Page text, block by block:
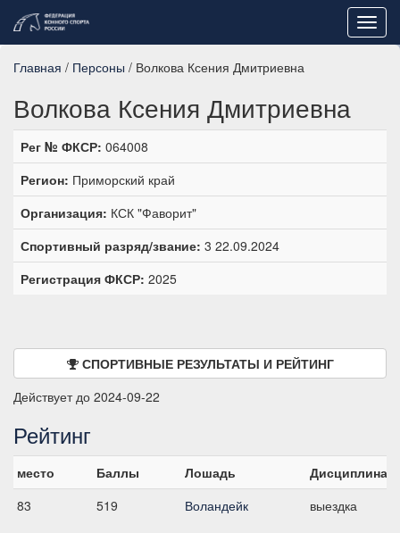
Главная / Персоны / Волкова Ксения Дмитриевна
Волкова Ксения Дмитриевна
Рег № ФКСР: 064008
Регион: Приморский край
Организация: КСК "Фаворит"
Спортивный разряд/звание: 3 22.09.2024
Регистрация ФКСР: 2025
СПОРТИВНЫЕ РЕЗУЛЬТАТЫ И РЕЙТИНГ
Действует до 2024-09-22
Рейтинг
место Баллы Лошадь
Дисциплина
83
519 Воландейк выездка